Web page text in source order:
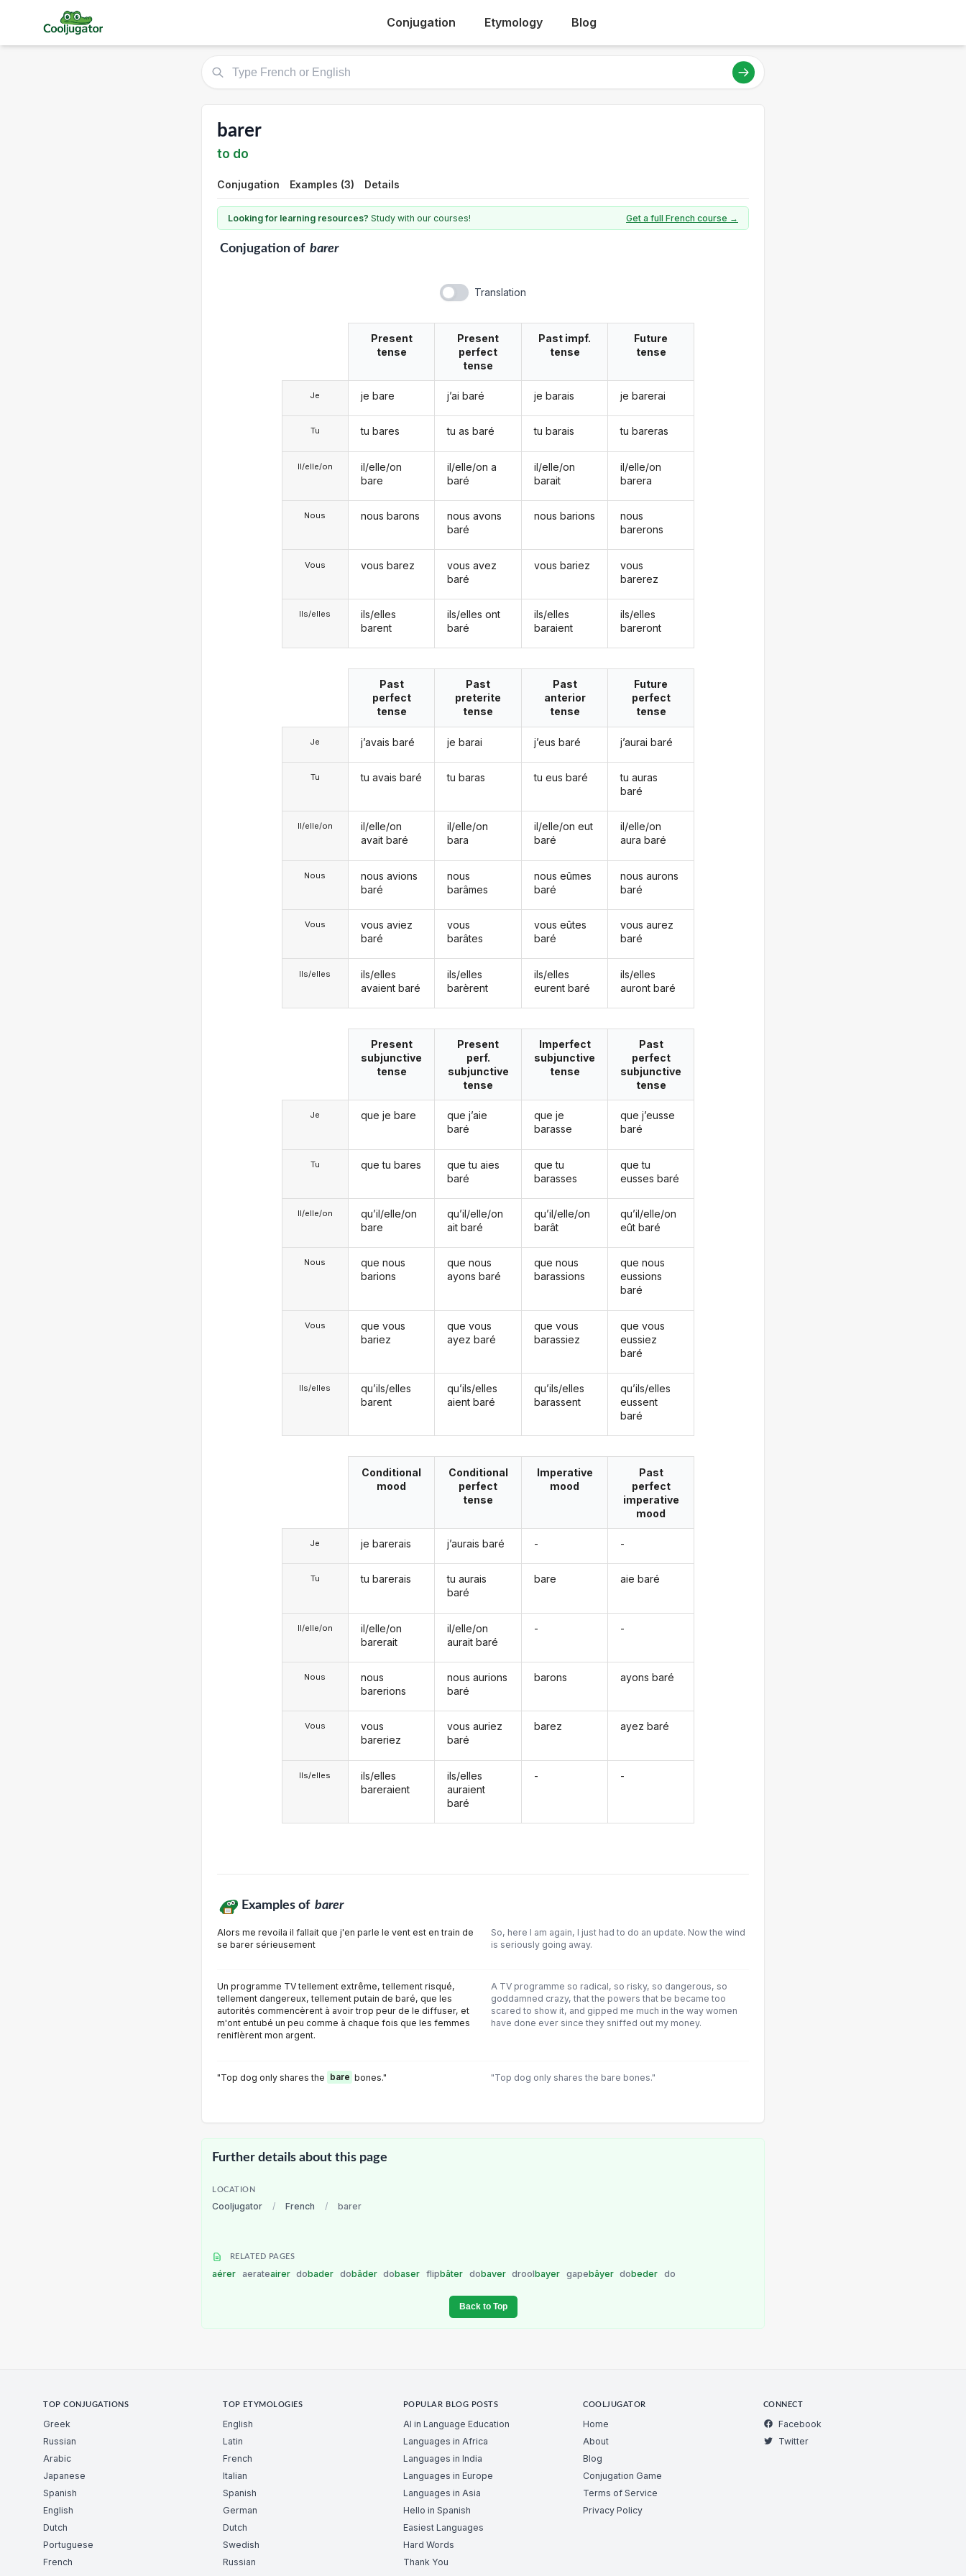
Conjugation Etymology Blog
barer
to do
Conjugation Examples (3) Details
Looking for learning resources? Study with our courses! Get a full French course →
Conjugationof barer
Translation
Je
Tu
Il/elle/on
Nous
Vous
Ils/elles
Present
tense
je bare
tu bares
il/elle/on
bare
nous barons
vous barez
ils/elles
barent
Present
perfect
tense
j’ai baré
tu as baré
il/elle/on a
baré
nous avons
baré
vous avez
baré
ils/elles ont
baré
Past impf.
tense
je barais
tu barais
il/elle/on
barait
nous barions
vous bariez
ils/elles
baraient
Future
tense
je barerai
tu bareras
il/elle/on
barera
nous
barerons
vous
barerez
ils/elles
bareront
Je
Tu
Il/elle/on
Nous
Vous
Ils/elles
Past
perfect
tense
j’avais baré
tu avais baré
il/elle/on
avait baré
nous avions
baré
vous aviez
baré
ils/elles
avaient baré
Past
preterite
tense
je barai
tu baras
il/elle/on
bara
nous
barâmes
vous
barâtes
ils/elles
barèrent
Past
anterior
tense
j’eus baré
tu eus baré
il/elle/on eut
baré
nous eûmes
baré
vous eûtes
baré
ils/elles
eurent baré
Future
perfect
tense
j’aurai baré
tu auras
baré
il/elle/on
aura baré
nous aurons
baré
vous aurez
baré
ils/elles
auront baré
Je
Tu
Il/elle/on
Nous
Vous
Ils/elles
Present
subjunctive
tense
que je bare
que tu bares
qu’il/elle/on
bare
que nous
barions
que vous
bariez
qu’ils/elles
barent
Present
perf.
subjunctive
tense
que j’aie
baré
que tu aies
baré
qu’il/elle/on
ait baré
que nous
ayons baré
que vous
ayez baré
qu’ils/elles
aient baré
Imperfect
subjunctive
tense
que je
barasse
que tu
barasses
qu’il/elle/on
barât
que nous
barassions
que vous
barassiez
qu’ils/elles
barassent
Past
perfect
subjunctive
tense
que j’eusse
baré
que tu
eusses baré
qu’il/elle/on
eût baré
que nous
eussions
baré
que vous
eussiez
baré
qu’ils/elles
eussent
baré
Je
Tu
Il/elle/on
Nous
Vous
Ils/elles
Conditional
mood
je barerais
tu barerais
il/elle/on
barerait
nous
barerions
vous
bareriez
ils/elles
bareraient
Conditional
perfect
tense
j’aurais baré
tu aurais
baré
il/elle/on
aurait baré
nous aurions
baré
vous auriez
baré
ils/elles
auraient
baré
Imperative
mood
-
bare
-
barons
barez
-
Past
perfect
imperative
mood
-
aie baré
-
ayons baré
ayez baré
-
Examples of barer
Alors me revoila il fallait que j'en parle le vent est en train de
se barer sérieusement
So, here I am again, I just had to do an update. Now the wind
is seriously going away.
Un programme TV tellement extrême, tellement risqué,
tellement dangereux, tellement putain de baré, que les
autorités commencèrent à avoir trop peur de le diffuser, et
m'ont entubé un peu comme à chaque fois que les femmes
reniflèrent mon argent.
A TV programme so radical, so risky, so dangerous, so
goddamned crazy, that the powers that be became too
scared to show it, and gipped me much in the way women
have done ever since they sniffed out my money.
"Top dog only shares the bare bones." "Top dog only shares the bare bones."
Further details about this page
LOCATION
Cooljugator / French / barer
RELATED PAGES
aérer aerateairer dobader dobâder dobaser flipbâter dobaver droolbayer gapebâyer dobeder do
Back to Top
TOP CONJUGATIONS
Greek
Russian
Arabic
Japanese
Spanish
English
Dutch
Portuguese
French
TOP ETYMOLOGIES
English
Latin
French
Italian
Spanish
German
Dutch
Swedish
Russian
POPULAR BLOG POSTS
AI in Language Education
Languages in Africa
Languages in India
Languages in Europe
Languages in Asia
Hello in Spanish
Easiest Languages
Hard Words
Thank You
COOLJUGATOR
Home
About
Blog
Conjugation Game
Terms of Service
Privacy Policy
CONNECT
Facebook
Twitter